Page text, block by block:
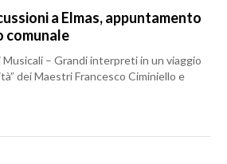
a Elmas, appuntamento
comunale
– Grandi interpreti in un viaggio
dei Maestri Francesco Ciminiello e